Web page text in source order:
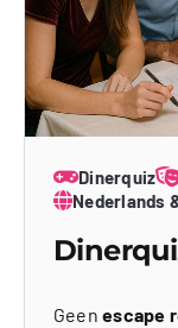
Dinerquiz
Nederlands
Geenescape